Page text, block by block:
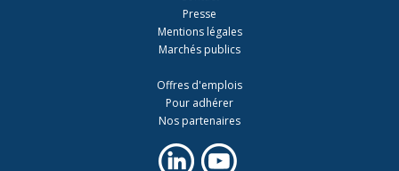
Presse
Mentions légales
Marchés publics
Offres d'emplois
Pour adhérer
Nos partenaires